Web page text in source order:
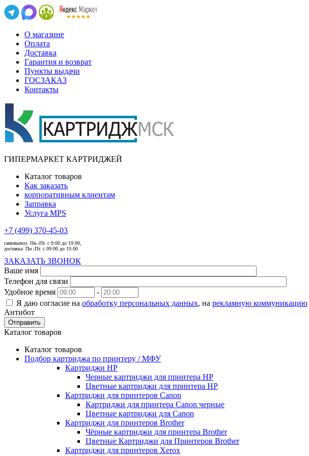
О магазине
Оплата
Доставка
Гарантия и возврат
Пункты выдачи
ГОСЗАКАЗ
Контакты
ГИПЕРМАРКЕТ КАРТРИДЖЕЙ
Каталог товаров
Как заказать
корпоративным клиентам
Заправка
Услуга MPS
+7 (499) 370-45-03
самовывоз: Пн.-Пт. с 9:00 до 19:00,
доставка: Пн.-Пт. с 09:00 до 19.00
ЗАКАЗАТЬ ЗВОНОК
Ваше имя
Телефон для связи
Удобное время
-
Я даю согласие на обработку персональных данных, на рекламную коммуникацию
Антибот
Отправить
Каталог товаров
Каталог товаров
Подбор картриджа по принтеру / МФУ
Картриджи HP
Черные картриджи для принтера HP
Цветные картриджи для принтера HP
Картриджи для принтеров Сanon
Картриджи для принтера Сanon черные
Цветные картриджи для Сanon
Картриджи для принтеров Brother
Чёрные картриджи для принтера Brother
Цветные Картриджи для Принтеров Brother
Картриджи для принтеров Xerox